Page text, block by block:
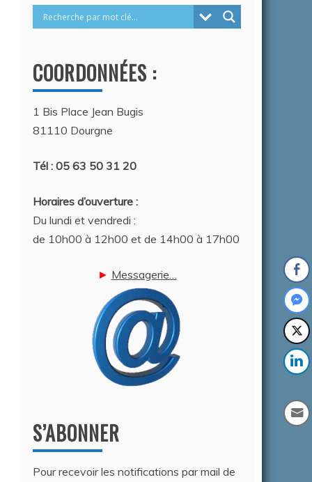
COORDONNÉES :
1 Bis Place Jean Bugis
81110 Dourgne
Tél : 05 63 50 31 20
Horaires d’ouverture :
Du lundi et vendredi :
de 10h00 à 12h00 et de 14h00 à 17h00
► Messagerie…
S’ABONNER
Pour recevoir les notifications par mail de